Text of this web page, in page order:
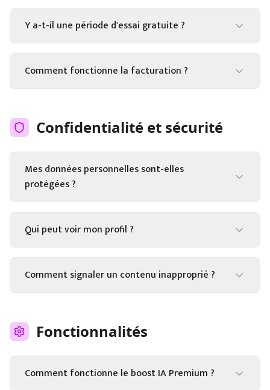
Y a-t-il une période d'essai gratuite ?
Comment fonctionne la facturation ?
Confidentialité et sécurité
Mes données personnelles sont-elles
protégées ?
Qui peut voir mon profil ?
Comment signaler un contenu inapproprié ?
Fonctionnalités
Comment fonctionne le boost IA Premium ?